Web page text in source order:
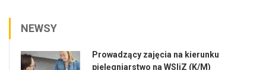
NEWSY
Prowadzący zajęcia na kierunku
pielęgniarstwo na WSIiZ (K/M)